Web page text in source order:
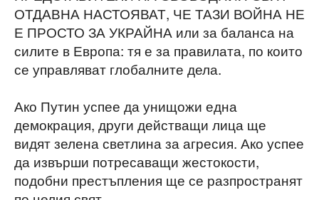
ОТДАВНА НАСТОЯВАТ, ЧЕ ТАЗИ ВОЙНА НЕ
Е ПРОСТО ЗА УКРАЙНА или за баланса на
силите в Европа: тя е за правилата, по които
се управляват глобалните дела.
Ако Путин успее да унищожи една
демокрация, други действащи лица ще
видят зелена светлина за агресия. Ако успее
да извърши потресаващи жестокости,
подобни престъпления ще се разпространят